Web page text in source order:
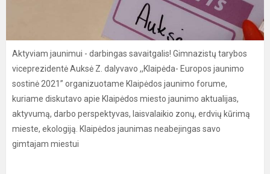
Aktyviam jaunimui - darbingas savaitgalis! Gimnazistų tarybos
viceprezidentė Auksė Z. dalyvavo ,,Klaipėda- Europos jaunimo
sostinė 2021” organizuotame Klaipėdos jaunimo forume,
kuriame diskutavo apie Klaipėdos miesto jaunimo aktualijas,
aktyvumą, darbo perspektyvas, laisvalaikio zonų, erdvių kūrimą
mieste, ekologiją. Klaipėdos jaunimas neabejingas savo
gimtajam miestui